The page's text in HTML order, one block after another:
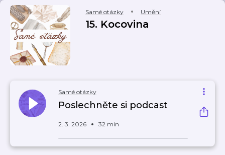
Samé otázky Umění
15. Kocovina
Samé otázky
Poslechněte si podcast
2. 3. 2026 32 min